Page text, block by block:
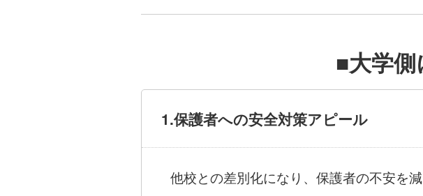
■大学
1.保護者への安全対策アピール
他校との差別化になり、保護者の不安を